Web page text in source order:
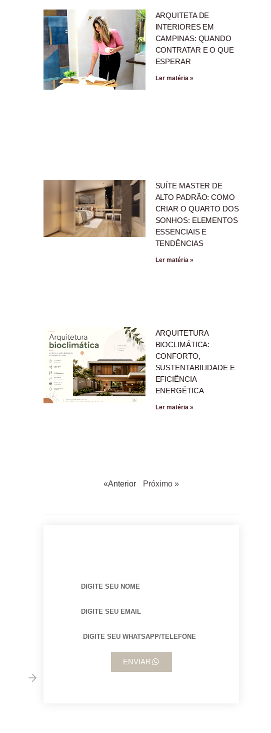
ARQUITETA DE
INTERIORES EM
CAMPINAS: QUANDO
CONTRATAR E O QUE
ESPERAR
Ler matéria »
SUÍTE MASTER DE
ALTO PADRÃO: COMO
CRIAR O QUARTO DOS
SONHOS: ELEMENTOS
ESSENCIAIS E
TENDÊNCIAS
Ler matéria »
ARQUITETURA
BIOCLIMÁTICA:
CONFORTO,
SUSTENTABILIDADE E
EFICIÊNCIA
ENERGÉTICA
Ler matéria »
«Anterior Próximo »
ENVIAR